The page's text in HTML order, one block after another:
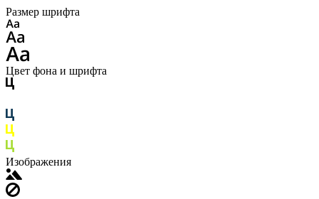
Размер шрифта
Цвет фона и шрифта
Изображения